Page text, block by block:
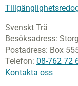
Svenskt Trä
Besöksadress:
Postadress: Box
Telefon: 08-762 72
Kontakta oss